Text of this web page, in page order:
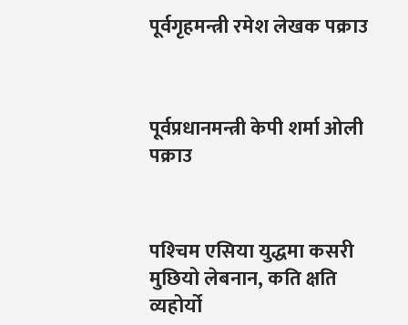
पूर्वगृहमन्त्री रमेश लेखक पक्राउ
पूर्वप्रधानमन्त्री केपी शर्मा ओली
पक्राउ
पश्‍चिम एसिया युद्धमा कसरी
मुछियो लेबनान, कति क्षति
व्यहोर्यो